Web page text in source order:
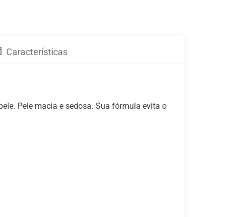
Características
Pele macia e sedosa. Sua fórmula evita o